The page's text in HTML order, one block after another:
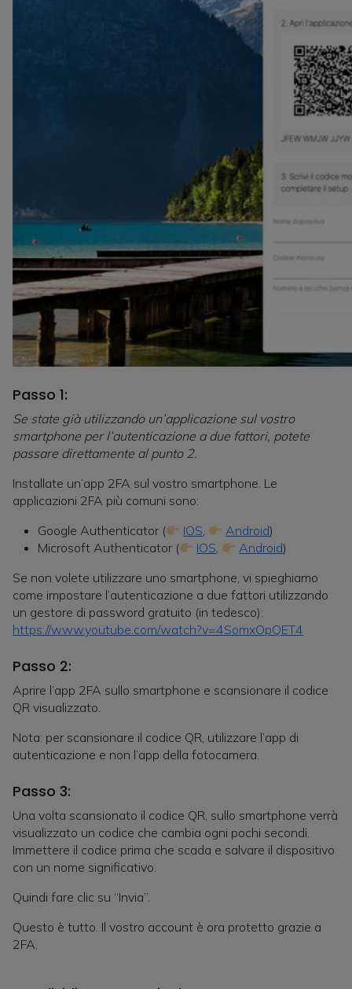
Passo 1:
Se state già utilizzando un’applicazione sul vostro
smartphone per l’autenticazione a due fattori, potete
passare direttamente al punto 2.
Installate un’app 2FA sul vostro smartphone. Le
applicazioni 2FA più comuni sono:
Google Authenticator (
IOS, Android)
Microsoft Authenticator (
IOS, Android)
Se non volete utilizzare uno smartphone, vi spieghiamo
come impostare l’autenticazione a due fattori utilizzando
un gestore di password gratuito (in tedesco):
https://www.youtube.com/watch?v=4SomxOpQET4
Passo 2:
Aprire l’app 2FA sullo smartphone e scansionare il codice
QR visualizzato.
Nota: per scansionare il codice QR, utilizzare l’app di
autenticazione e non l’app della fotocamera.
Passo 3:
Una volta scansionato il codice QR, sullo smartphone verrà
visualizzato un codice che cambia ogni pochi secondi.
Immettere il codice prima che scada e salvare il dispositivo
con un nome significativo.
Quindi fare clic su “Invia”.
Questo è tutto. Il vostro account è ora protetto grazie a
2FA.